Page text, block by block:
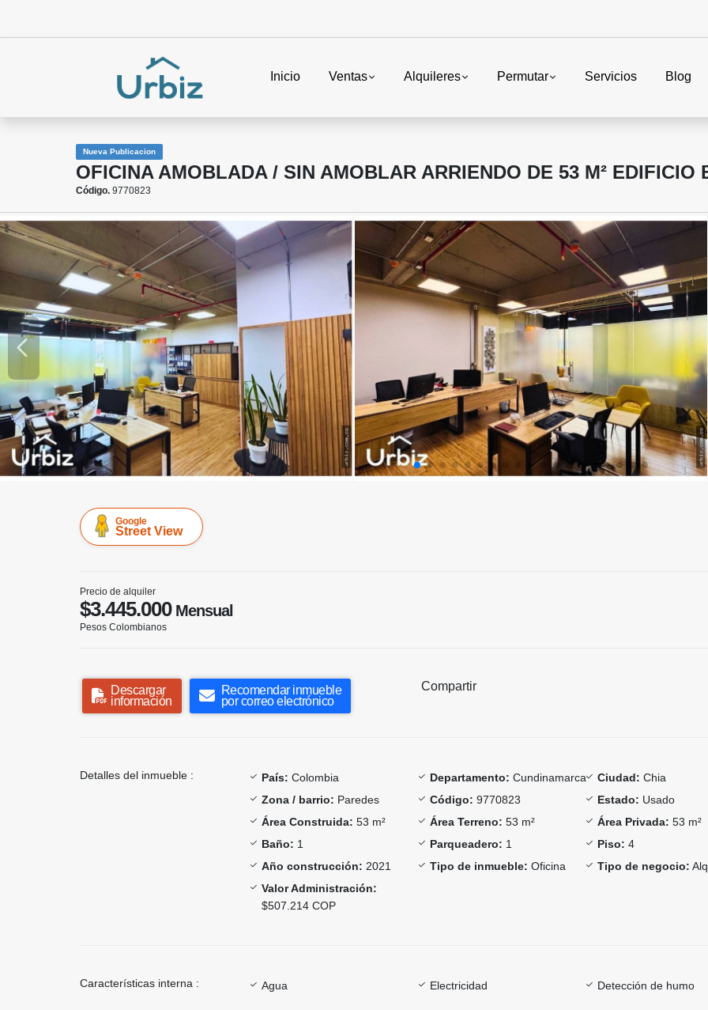
Inicio Ventas Alquileres Permutar Servicios Blog
Nueva Publicacion
OFICINA AMOBLADA / SIN AMOBLAR ARRIENDO DE 53 M² EDIFICIO
Código. 9770823
Google
Street View
Precio de alquiler
$3.445.000Mensual
Pesos Colombianos
Descargar
información
Recomendar inmueble
por correo electrónico
Compartir
Detalles del inmueble : País: Colombia Departamento: Cundinamarca Ciudad: Chia
Zona / barrio: Paredes Código: 9770823 Estado: Usado
Área Construida: 53 m² Área Terreno: 53 m² Área Privada: 53 m²
Baño: 1 Parqueadero: 1 Piso: 4
Año construcción: 2021 Tipo de inmueble: Oficina Tipo de negocio:
Valor Administración:
$507.214 COP
Características interna : Agua Electricidad Detección de humo